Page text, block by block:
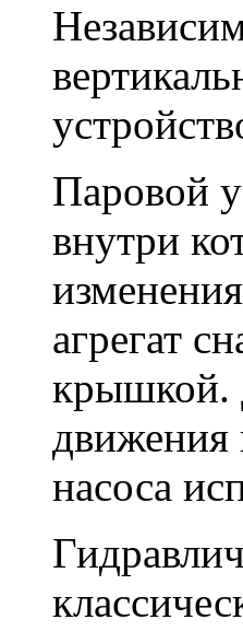
Паровой
внутри
агрегат
крышкой.
движения
насоса